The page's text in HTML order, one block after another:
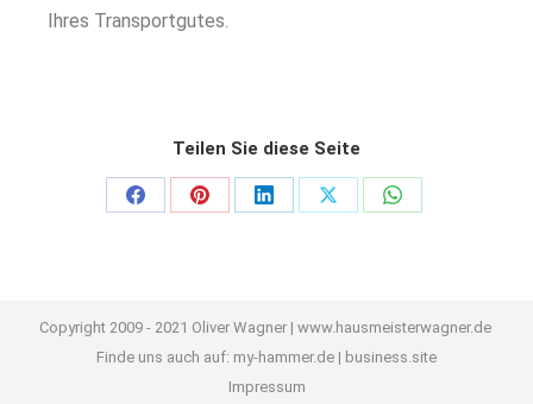
Ihres Transportgutes.
Teilen Sie diese Seite
Copyright 2009 - 2021 Oliver Wagner | www.hausmeisterwagner.de
Finde uns auch auf: my-hammer.de | business.site
Impressum